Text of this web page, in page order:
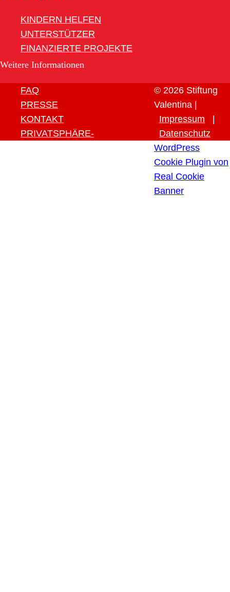
KINDERN HELFEN
UNTERSTÜTZER
FINANZIERTE PROJEKTE
Weitere Informationen
FAQ
PRESSE
KONTAKT
PRIVATSPHÄRE-
© 2026 Stiftung
Valentina |
Impressum
Datenschutz
WordPress
Cookie Plugin von
Real Cookie
Banner